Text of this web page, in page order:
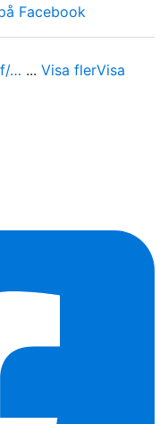
Facebook
… ... Visa flerVisa